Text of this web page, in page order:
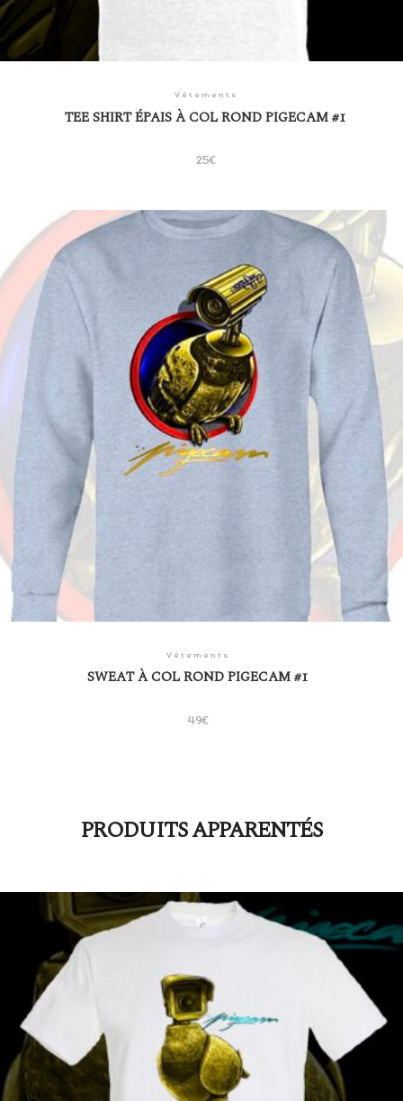
Vêtements
TEE SHIRT ÉPAIS À COL ROND PIGECAM #1
25€
Vêtements
SWEAT À COL ROND PIGECAM #1
49€
PRODUITS APPARENTÉS